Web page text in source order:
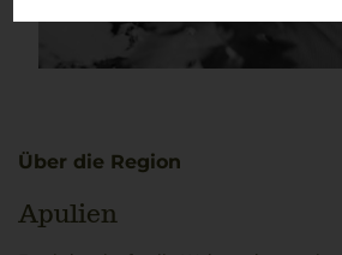
Über die Region
Apulien